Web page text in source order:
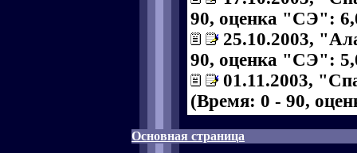
90, оценка "СЭ":
25.10.2003,
90, оценка "СЭ":
01.11.2003,
(Время: 0 - 90,
Основная страница